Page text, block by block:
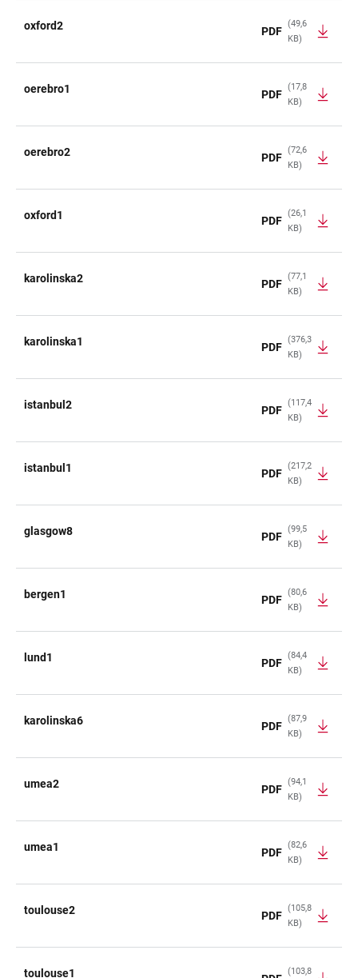
oxford2 PDF
(49,6
KB)
oerebro1 PDF
(17,8
KB)
oerebro2 PDF
(72,6
KB)
oxford1 PDF
(26,1
KB)
karolinska2 PDF
(77,1
KB)
karolinska1 PDF
(376,3
KB)
istanbul2 PDF
(117,4
KB)
istanbul1 PDF
(217,2
KB)
glasgow8 PDF
(99,5
KB)
bergen1 PDF
(80,6
KB)
lund1 PDF
(84,4
KB)
karolinska6 PDF
(87,9
KB)
umea2 PDF
(94,1
KB)
umea1 PDF
(82,6
KB)
toulouse2 PDF
(105,8
KB)
toulouse1 (103,8